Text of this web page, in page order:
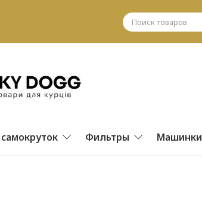
Фильтры Машинки